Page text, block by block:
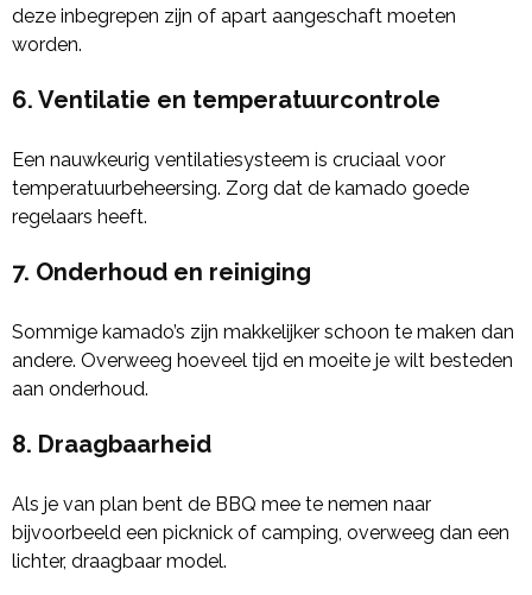
deze inbegrepen zijn of apart aangeschaft moeten
worden.
6. Ventilatie en temperatuurcontrole
Een nauwkeurig ventilatiesysteem is cruciaal voor
temperatuurbeheersing. Zorg dat de kamado goede
regelaars heeft.
7. Onderhoud en reiniging
Sommige kamado’s zijn makkelijker schoon te maken dan
andere. Overweeg hoeveel tijd en moeite je wilt besteden
aan onderhoud.
8. Draagbaarheid
Als je van plan bent de BBQ mee te nemen naar
bijvoorbeeld een picknick of camping, overweeg dan een
lichter, draagbaar model.